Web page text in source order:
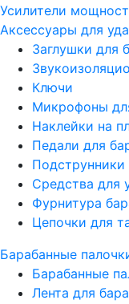
Усилители
Аксессуары для
Заглушки для
Ключи
Микрофоны
Наклейки на
Педали для
Средства для
Фурнитура
Цепочки для
Барабанные
Барабанные
Лента для